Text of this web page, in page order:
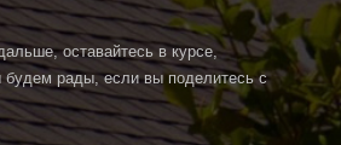
оставайтесь в курсе,
будем рады, если вы поделитесь с